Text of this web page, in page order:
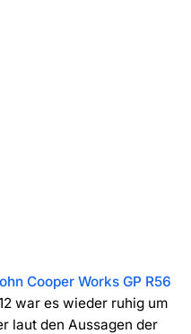
Cooper Works GP R56
war es wieder ruhig um
laut den Aussagen der